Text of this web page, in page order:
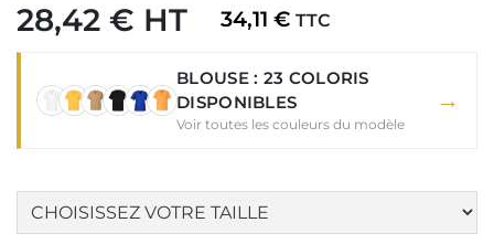
28,42 € HT 34,11 € TTC
BLOUSE : 23 COLORIS
DISPONIBLES
Voir toutes les couleurs du modèle
→